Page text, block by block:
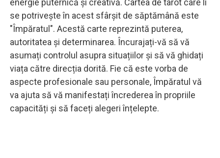
se potrivește în acest sfârșit de săptămână este
"Împăratul". Acestă carte reprezintă puterea,
autoritatea și determinarea. Încurajați-vă să vă
asumați controlul asupra situațiilor și să vă ghidați
viața către direcția dorită. Fie că este vorba de
aspecte profesionale sau personale, Împăratul vă
va ajuta să vă manifestați încrederea în propriile
capacități și să faceți alegeri înțelepte.